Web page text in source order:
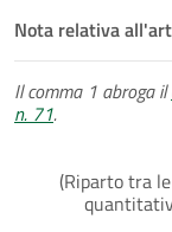
Nota relativa
Il comma 1 abroga il
n. 71.
(Riparto tra